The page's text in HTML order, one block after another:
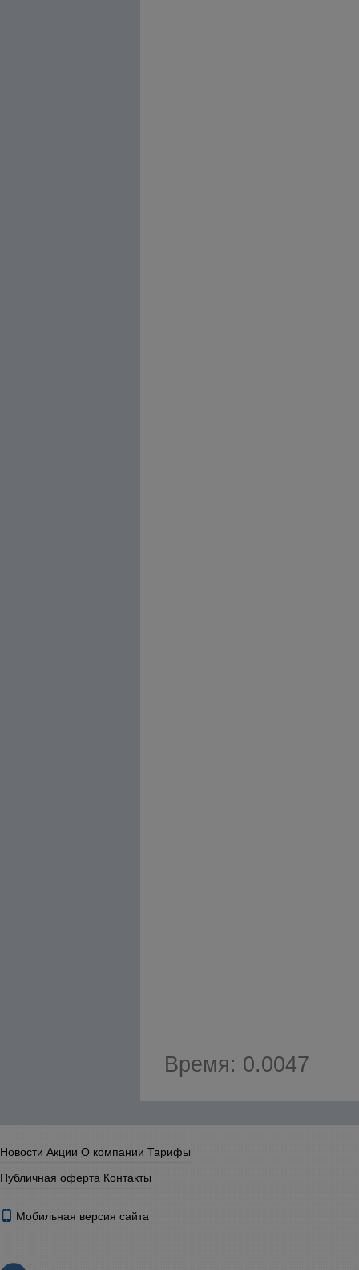
Время: 0.0047
Новости Акции О компании Тарифы
Публичная оферта Контакты
Мобильная версия сайта